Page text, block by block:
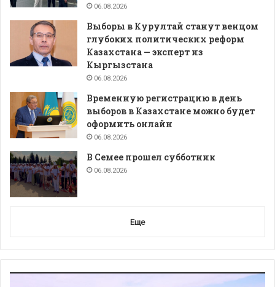
06.08.2026
Выборы в Курултай станут венцом
глубоких политических реформ
Казахстана — эксперт из
Кыргызстана
06.08.2026
Временную регистрацию в день
выборов в Казахстане можно будет
оформить онлайн
06.08.2026
В Семее прошел субботник
06.08.2026
Еще